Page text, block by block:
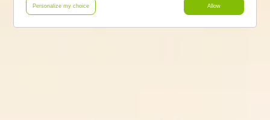
Personalize my choice Allow